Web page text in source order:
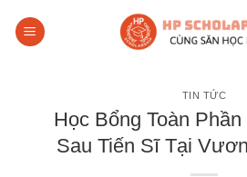
TIN TỨC
Học Bổng Toàn
Sau Tiến Sĩ Tại